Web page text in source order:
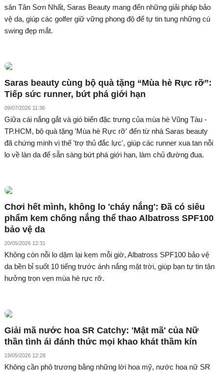
sân Tân Sơn Nhất, Saras Beauty mang đến những giải pháp bảo
vệ da, giúp các golfer giữ vững phong độ để tự tin tung những cú
swing đẹp mắt.
Saras beauty cùng bộ quà tặng “Mùa hè Rực rỡ”:
Tiếp sức runner, bứt phá giới hạn
09/07/2026 11:36
Giữa cái nắng gắt và gió biển đặc trưng của mùa hè Vũng Tàu -
TP.HCM, bộ quà tặng 'Mùa hè Rực rỡ' đến từ nhà Saras beauty
đã chứng minh vị thế 'trợ thủ đắc lực', giúp các runner xua tan nỗi
lo về làn da để sẵn sàng bứt phá giới hạn, làm chủ đường đua.
Chơi hết mình, không lo 'cháy nắng': Đã có siêu
phẩm kem chống nắng thể thao Albatross SPF100
bảo vệ da
20/05/2026 12:31
Không còn nỗi lo dặm lại kem mỗi giờ, Albatross SPF100 bảo vệ
da bền bỉ suốt 10 tiếng trước ánh nắng mặt trời, giúp bạn tự tin tận
hưởng trọn vẹn mùa hè rực rỡ.
Giải mã nước hoa SR Catchy: 'Mật mã' của Nữ
thần tình ái đánh thức mọi khao khát thầm kín
19/05/2026 12:28
Không cần phô trương bằng những lời hoa mỹ, nước hoa nữ SR